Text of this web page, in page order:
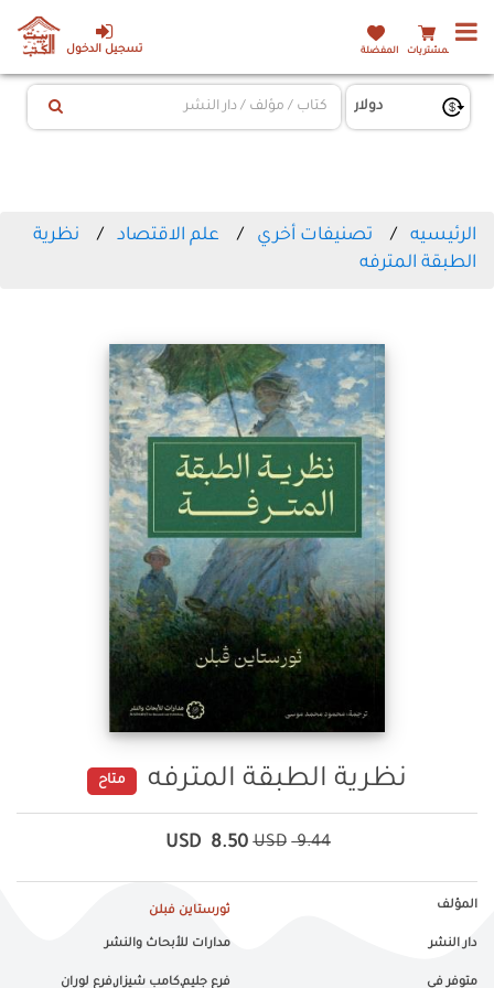
تسجيل الدخول المشتريات المفضلة
الرئيسيه تصنيفات أخري علم الاقتصاد
نظرية
الطبقة المترفه
نظرية الطبقة المترفه متاح
9.44
USD
8.50
USD
المؤلف ثورستاين فبلن
دار النشر مدارات للأبحاث والنشر
متوفر في فرع جليم,كامب شيزار,فرع لوران